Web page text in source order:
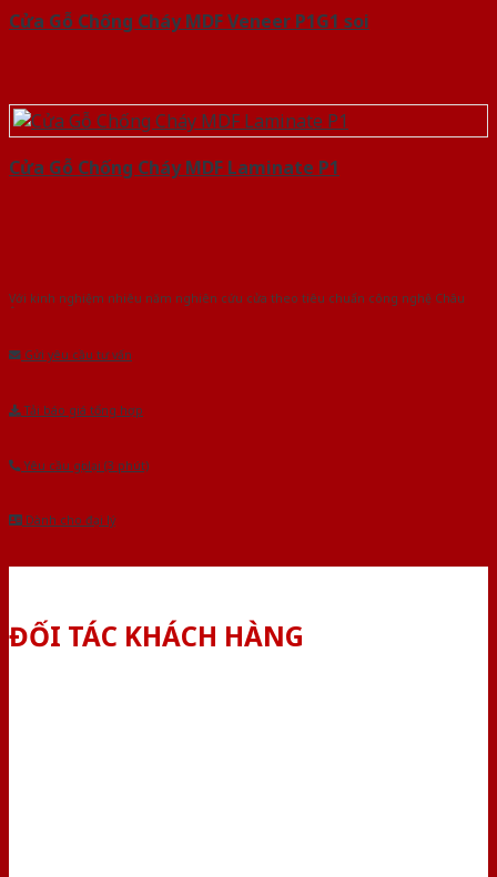
Cửa Gỗ Chống Cháy MDF Veneer P1G1 soi
Cửa Gỗ Chống Cháy MDF Laminate P1
Với kinh nghiệm nhiêu năm nghiên cứu cửa theo tiêu chuẩn công nghệ Châu
Gửi yêu cầu tư vấn
Tải báo giá tổng hợp
Yêu cầu gọi lại (3 phút)
Dành cho đại lý
ĐỐI TÁC KHÁCH HÀNG